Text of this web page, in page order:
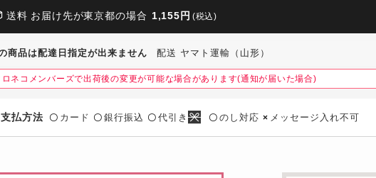
送料 お届け先が東京都の場合 1,155円 (税込)
商品は配達日指定が出来ません 配送 ヤマト運輸（山形）
ロネコメンバーズで出荷後の変更が可能な場合があります(通知が届いた場合)
払方法 〇 カード 〇 銀行振込 〇 代引き 〇 のし対応 × メッセージ入れ不可